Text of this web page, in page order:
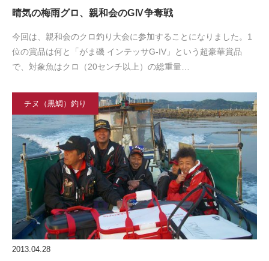
晴気の梅雨グロ、親和会のGⅣ争奪戦
今回は、親和会のクロ釣り大会に参加することになりました。1
位の賞品は何と「がま磯 インテッサG-IV」という超豪華賞品
で、対象魚はクロ（20センチ以上）の総重量…
チヌ（黒鯛）釣り
2013.04.28